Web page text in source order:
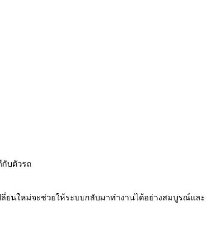
บตัวรถ
ยนใหม่จะช่วยให้ระบบกลับมาทำงานได้อย่างสมบูรณ์และ